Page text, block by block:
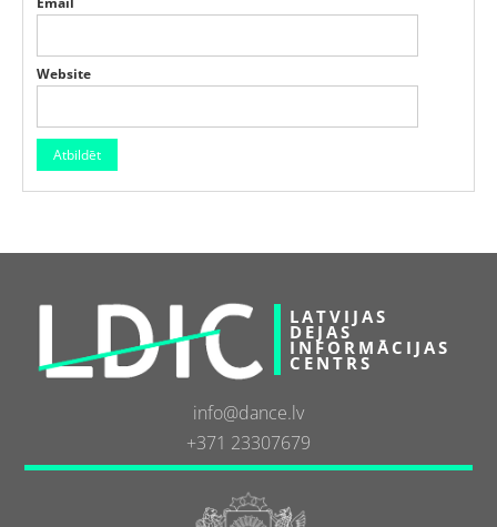
Website
LATVIJAS
DEJAS
INFORMĀCIJAS
CENTRS
info@dance.lv
+371 23307679